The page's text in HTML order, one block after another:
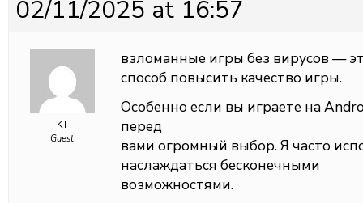
02/11/2025 at 16:57
KT
Guest
взломанные игры без вирусов —
способ повысить качество игры.
Особенно если вы играете на
перед
вами огромный выбор. Я часто
наслаждаться бесконечными
возможностями.